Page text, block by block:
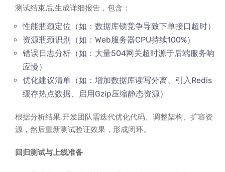
测试结束后,生成详细报告，包含：
性能瓶颈定位（如：数据库锁竞争导致下单接口超时）
资源瓶颈识别（如：Web服务器CPU持续100%）
错误日志分析（如：大量504网关超时源于后端服务响
应慢）
优化建议清单（如：增加数据库读写分离、引入Redis
缓存热点数据、启用Gzip压缩静态资源）
根据分析结果,开发团队需迭代优化代码、调整架构、扩容资
源，然后重新测试验证效果，形成闭环。
回归测试与上线准备